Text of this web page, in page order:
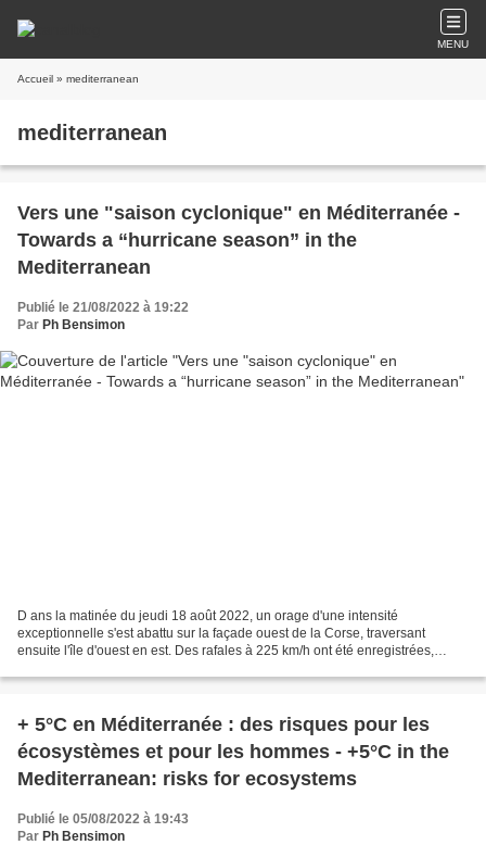
MENU
Accueil » mediterranean
mediterranean
Vers une "saison cyclonique" en Méditerranée -
Towards a “hurricane season” in the
Mediterranean
Publié le 21/08/2022 à 19:22
Par Ph Bensimon
D ans la matinée du jeudi 18 août 2022, un orage d'une intensité
exceptionnelle s'est abattu sur la façade ouest de la Corse, traversant
ensuite l'île d'ouest en est. Des rafales à 225 km/h ont été enregistrées,
+ 5°C en Méditerranée : des risques pour les
écosystèmes et pour les hommes - +5°C in the
Mediterranean: risks for ecosystems
Publié le 05/08/2022 à 19:43
Par Ph Bensimon